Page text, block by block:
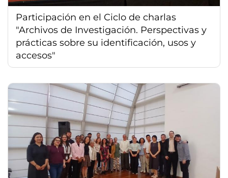
Participación en el Ciclo de charlas
"Archivos de Investigación. Perspectivas y
prácticas sobre su identificación, usos y
accesos"